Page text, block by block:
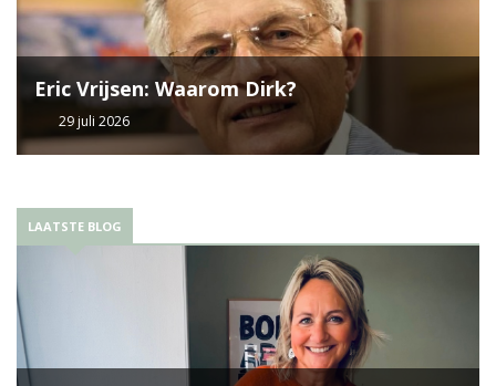
Eric Vrijsen: Waarom Dirk?
29 juli 2026
LAATSTE BLOG